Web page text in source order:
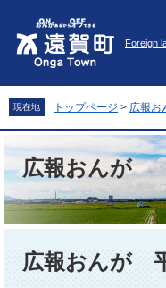
先
頭
を
飛
文
へ
Foreign
現在地 トップページ > 広報お
広報おんが
広報おんが